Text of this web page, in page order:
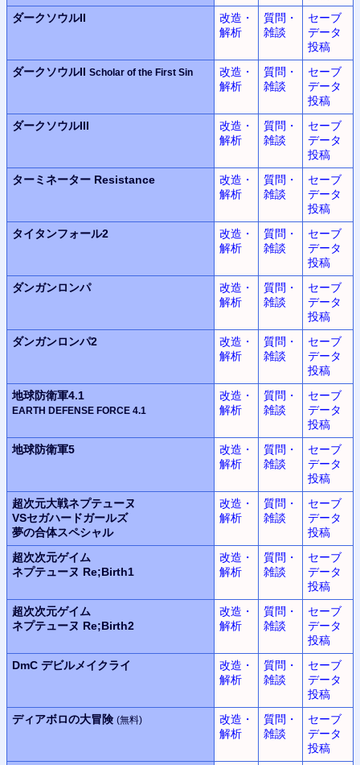
ダークソウルII
改造・
解析
質問・
雑談
セーブ
データ
投稿
ダークソウルII Scholar of the First Sin
改造・
解析
質問・
雑談
セーブ
データ
投稿
ダークソウルIII
改造・
解析
質問・
雑談
セーブ
データ
投稿
ターミネーター Resistance
改造・
解析
質問・
雑談
セーブ
データ
投稿
タイタンフォール2
改造・
解析
質問・
雑談
セーブ
データ
投稿
ダンガンロンパ
改造・
解析
質問・
雑談
セーブ
データ
投稿
ダンガンロンパ2
改造・
解析
質問・
雑談
セーブ
データ
投稿
地球防衛軍4.1
EARTH DEFENSE FORCE 4.1
改造・
解析
質問・
雑談
セーブ
データ
投稿
地球防衛軍5
改造・
解析
質問・
雑談
セーブ
データ
投稿
超次元大戦ネプテューヌ
VSセガハードガールズ
夢の合体スペシャル
改造・
解析
質問・
雑談
セーブ
データ
投稿
超次次元ゲイム
ネプテューヌ Re;Birth1
改造・
解析
質問・
雑談
セーブ
データ
投稿
超次次元ゲイム
ネプテューヌ Re;Birth2
改造・
解析
質問・
雑談
セーブ
データ
投稿
DmC デビルメイクライ
改造・
解析
質問・
雑談
セーブ
データ
投稿
ディアボロの大冒険 (無料)
改造・
解析
質問・
雑談
セーブ
データ
投稿